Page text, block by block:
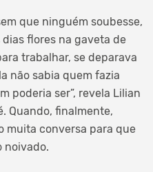
que ninguém soubesse,
flores na gaveta de
trabalhar, se deparava
não sabia quem fazia
poderia ser”, revela Lilian
Quando, finalmente,
muita conversa para que
noivado.